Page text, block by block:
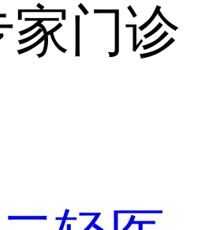
家门诊